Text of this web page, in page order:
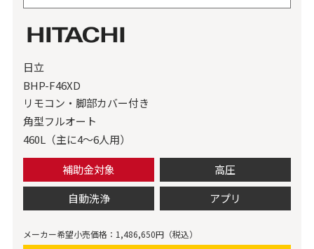
日立
BHP-F46XD
リモコン・脚部カバー付き
角型フルオート
460L（主に4～6人用）
補助金対象
高圧
自動洗浄
アプリ
メーカー希望小売価格：1,486,650円（税込）